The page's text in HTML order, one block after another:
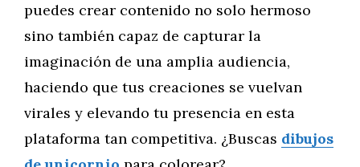
puedes crear contenido no solo hermoso
sino también capaz de capturar la
imaginación de una amplia audiencia,
haciendo que tus creaciones se vuelvan
virales y elevando tu presencia en esta
plataforma tan competitiva. ¿Buscas dibujos